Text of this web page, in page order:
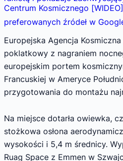
Centrum Kosmicznego [WIDEO]
preferowanych źródeł w
Europejska Agencja
poklatkowy z nagraniem
europejskim portem
Francuskiej w Ameryce
przygotowania do montażu
Na miejsce dotarła owiewka,
stożkowa osłona
wysokości i 5,4 m średnicy.
Ruag Space z Emmen w